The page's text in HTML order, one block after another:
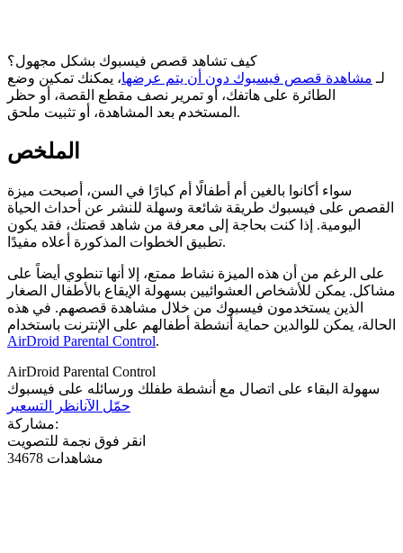
كيف تشاهد قصص فيسبوك بشكل مجهول؟
لـ مشاهدة قصص فيسبوك دون أن يتم عرضها، يمكنك تمكين وضع
الطائرة على هاتفك، أو تمرير نصف مقطع القصة، أو حظر
المستخدم بعد المشاهدة، أو تثبيت ملحق.
الملخص
سواء أكانوا بالغين أم أطفالًا أم كبارًا في السن، أصبحت ميزة
القصص على فيسبوك طريقة شائعة وسهلة للنشر عن أحداث الحياة
اليومية. إذا كنت بحاجة إلى معرفة من شاهد قصتك، فقد يكون
تطبيق الخطوات المذكورة أعلاه مفيدًا.
على الرغم من أن هذه الميزة نشاط ممتع، إلا أنها تنطوي أيضاً على
مشاكل. يمكن للأشخاص العشوائيين بسهولة الإيقاع بالأطفال الصغار
الذين يستخدمون فيسبوك من خلال مشاهدة قصصهم. في هذه
الحالة، يمكن للوالدين حماية أنشطة أطفالهم على الإنترنت باستخدام
AirDroid Parental Control.
AirDroid Parental Control
سهولة البقاء على اتصال مع أنشطة طفلك ورسائله على فيسبوك
حمّل الآنانظر التسعير
مشاركة:
انقر فوق نجمة للتصويت
34678 مشاهدات